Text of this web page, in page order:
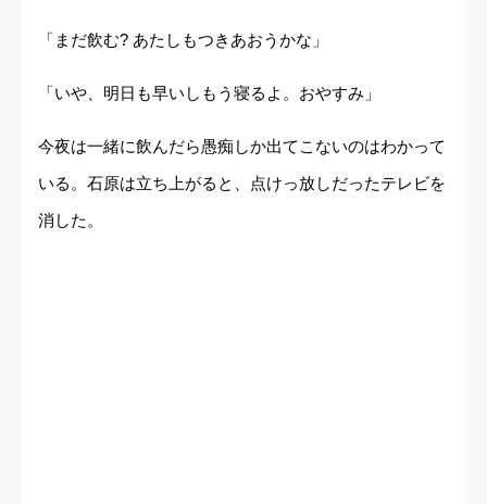
「まだ飲む? あたしもつきあおうかな」
「いや、明日も早いしもう寝るよ。おやすみ」
今夜は一緒に飲んだら愚痴しか出てこないのはわかって
いる。石原は立ち上がると、点けっ放しだったテレビを
消した。